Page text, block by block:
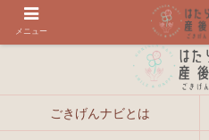
ごきげんナビとは
メニュー